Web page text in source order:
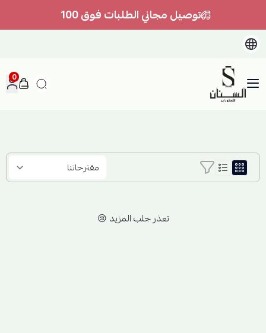
توصيل مجاني الطلبات فوق 100
السنان للعطور والعسل الطبيعي
0
تعذر جلب المزيد 😢